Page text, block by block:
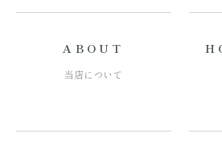
ABOUT
当店について